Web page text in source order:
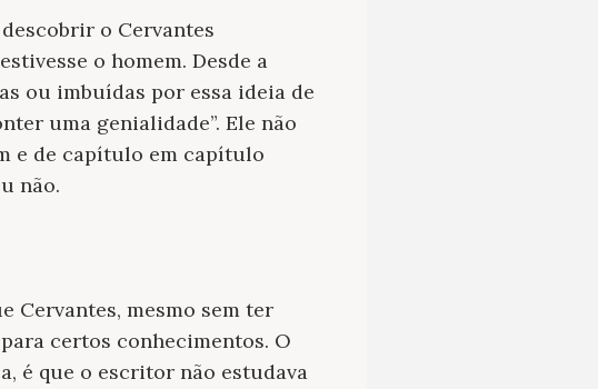
o Cervantes
o homem. Desde a
ou imbuídas por essa ideia de
uma genialidade”. Ele não
e de capítulo em capítulo
não.
Cervantes, mesmo sem ter
certos conhecimentos. O
é que o escritor não estudava